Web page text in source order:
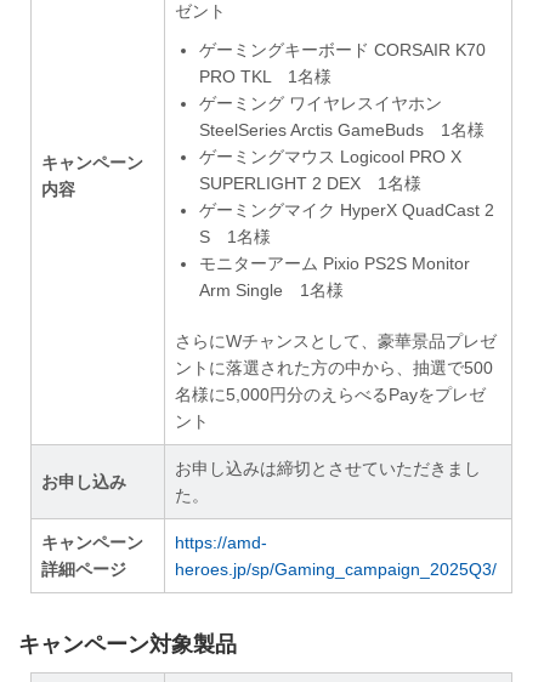
キャンペーン
内容
ゼント
ゲーミングキーボード CORSAIR K70
PRO TKL 1名様
ゲーミング ワイヤレスイヤホン
SteelSeries Arctis GameBuds 1名様
ゲーミングマウス Logicool PRO X
SUPERLIGHT 2 DEX 1名様
ゲーミングマイク HyperX QuadCast 2
S 1名様
モニターアーム Pixio PS2S Monitor
Arm Single 1名様
さらにWチャンスとして、豪華景品プレゼ
ントに落選された方の中から、抽選で500
名様に5,000円分のえらべるPayをプレゼ
ント
お申し込み
お申し込みは締切とさせていただきまし
た。
キャンペーン
詳細ページ
https://amd-
heroes.jp/sp/Gaming_campaign_2025Q3/
キャンペーン対象製品